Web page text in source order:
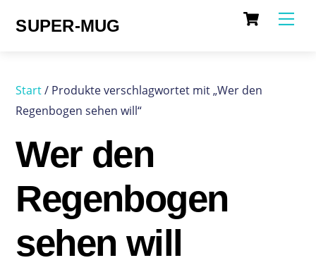
Cart
SUPER-MUG
Start/ Produkte verschlagwortet mit „Wer den
Regenbogen sehen will“
Wer den
Regenbogen
sehen will